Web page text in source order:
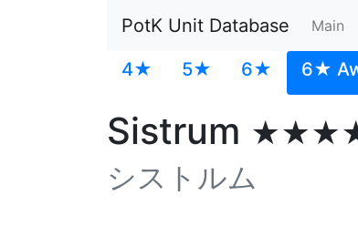
PotK Unit Database Main
4★ 5★ 6★ 6★
Sistrum
シストルム